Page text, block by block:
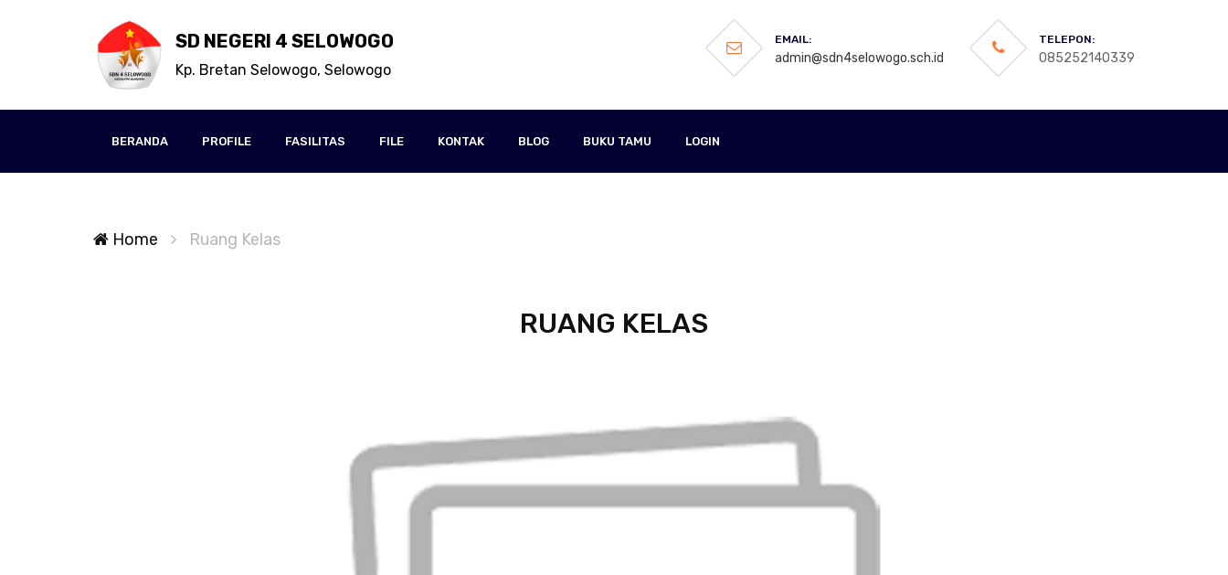
SD NEGERI 4 SELOWOGO
Kp. Bretan Selowogo, Selowogo
EMAIL:
admin@sdn4selowogo.sch.id
TELEPON:
085252140339
BERANDA PROFILE FASILITAS FILE KONTAK BLOG BUKU TAMU LOGIN
Home Ruang Kelas
RUANG KELAS